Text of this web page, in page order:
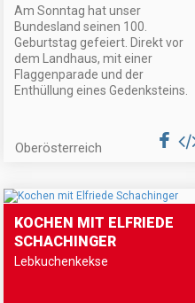
Am Sonntag hat unser
Bundesland seinen 100.
Geburtstag gefeiert. Direkt vor
dem Landhaus, mit einer
Flaggenparade und der
Enthüllung eines Gedenksteins.
Oberösterreich
KOCHEN MIT ELFRIEDE
SCHACHINGER
Lebkuchenkekse